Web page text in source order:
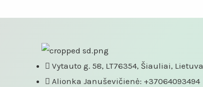
Vytauto g. 58, LT76354, Šiauliai, Lietuva
Alionka Januševičienė: +37064093494